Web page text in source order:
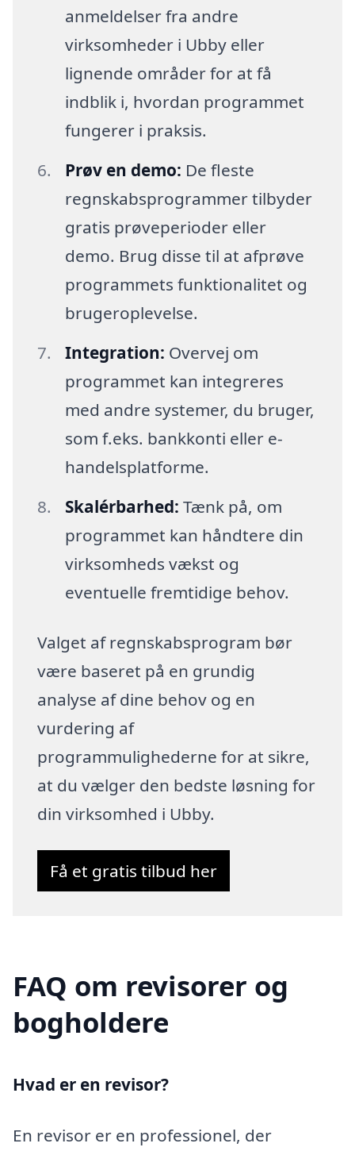
anmeldelser fra andre
virksomheder i Ubby eller
lignende områder for at få
indblik i, hvordan programmet
fungerer i praksis.
Prøv en demo: De fleste
regnskabsprogrammer tilbyder
gratis prøveperioder eller
demo. Brug disse til at afprøve
programmets funktionalitet og
brugeroplevelse.
Integration: Overvej om
programmet kan integreres
med andre systemer, du bruger,
som f.eks. bankkonti eller e-
handelsplatforme.
Skalérbarhed: Tænk på, om
programmet kan håndtere din
virksomheds vækst og
eventuelle fremtidige behov.
Valget af regnskabsprogram bør
være baseret på en grundig
analyse af dine behov og en
vurdering af
programmulighederne for at sikre,
at du vælger den bedste løsning for
din virksomhed i Ubby.
Få et gratis tilbud her
FAQ om revisorer og
bogholdere
Hvad er en revisor?
En revisor er en professionel, der